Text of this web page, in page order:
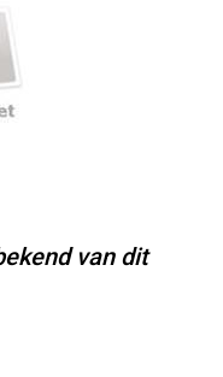
van dit